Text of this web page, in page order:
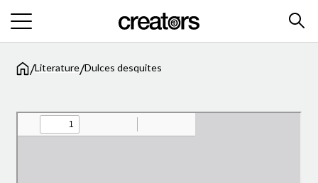
/Literature/Dulces desquites